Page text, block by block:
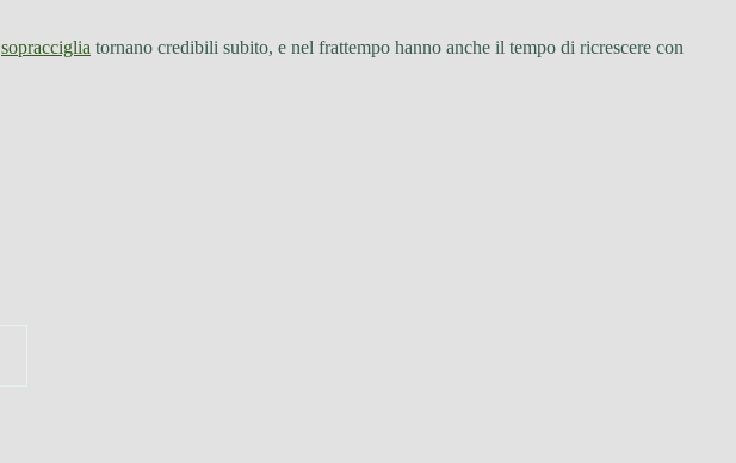
sopracciglia tornano credibili subito, e nel frattempo hanno anche il tempo di ricrescere con